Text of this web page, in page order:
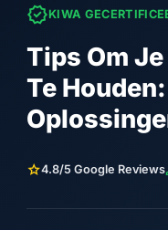
verifiedKIWA
Tips Om
Te
star4.8/5 Google Reviews